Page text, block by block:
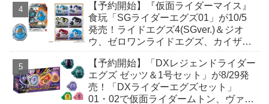
【予約開始】『仮面ライダーマイス』
食玩「SGライダーエグズ01」が10/5
発売！ライドエグズ4(SGver.)＆ジオ
ウ、ゼロワンライドエグズ、カイザ、
【予約開始】「DXレジェンドライダー
エグズ ゼッツ＆1号セット」が8/29発
売！「DXライダーエグズセット」
01・02で仮面ライダームトン、ヴァン